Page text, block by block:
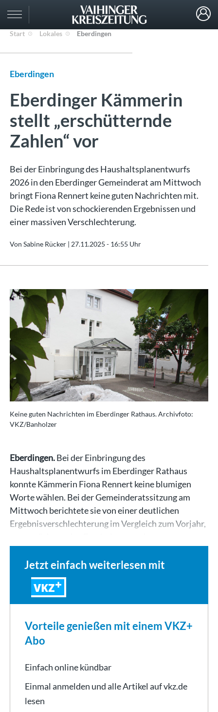
Start Lokales Eberdingen
Eberdingen
Eberdinger Kämmerin
stellt „erschütternde
Zahlen“ vor
Bei der Einbringung des Haushaltsplanentwurfs
2026 in den Eberdinger Gemeinderat am Mittwoch
bringt Fiona Rennert keine guten Nachrichten mit.
Die Rede ist von schockierenden Ergebnissen und
einer massiven Verschlechterung.
Von Sabine Rücker | 27.11.2025 - 16:55 Uhr
Keine guten Nachrichten im Eberdinger Rathaus. Archivfoto:
VKZ/Banholzer
Eberdingen.Bei der Einbringung des
Haushaltsplanentwurfs im Eberdinger Rathaus
konnte Kämmerin Fiona Rennert keine blumigen
Worte wählen. Bei der Gemeinderatssitzung am
Mittwoch berichtete sie von einer deutlichen
Ergebnisverschlechterung im Vergleich zum Vorjahr,
Jetzt einfach weiterlesen mit
VKZ
Vorteile genießen mit einem VKZ+
Abo
Einfach online kündbar
Einmal anmelden und alle Artikel auf vkz.de
lesen